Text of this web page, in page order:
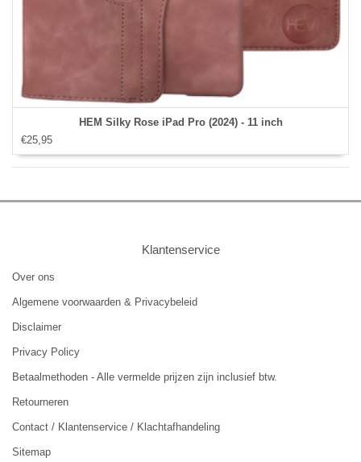
HEM Silky Rose iPad Pro (2024) - 11 inch
€25,95
Klantenservice
Over ons
Algemene voorwaarden & Privacybeleid
Disclaimer
Privacy Policy
Betaalmethoden - Alle vermelde prijzen zijn inclusief btw.
Retourneren
Contact / Klantenservice / Klachtafhandeling
Sitemap